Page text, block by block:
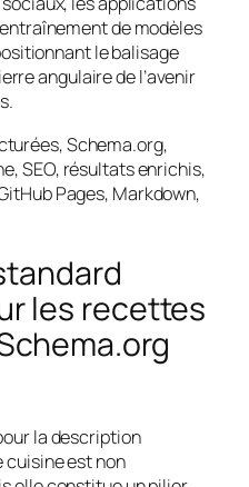
de modèles
le balisage
angulaire de l’avenir
Schema.org,
SEO, résultats enrichis,
Pages, Markdown,
les recettes
la description
est non